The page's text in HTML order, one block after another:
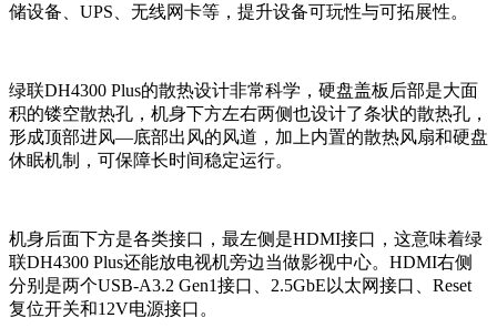
储设备、UPS、无线网卡等，提升设备可玩性与可拓展性。
绿联DH4300 Plus的散热设计非常科学，硬盘盖板后部是大面
积的镂空散热孔，机身下方左右两侧也设计了条状的散热孔，
形成顶部进风—底部出风的风道，加上内置的散热风扇和硬盘
休眠机制，可保障长时间稳定运行。
机身后面下方是各类接口，最左侧是HDMI接口，这意味着绿
联DH4300 Plus还能放电视机旁边当做影视中心。HDMI右侧
分别是两个USB-A3.2 Gen1接口、2.5GbE以太网接口、Reset
复位开关和12V电源接口。